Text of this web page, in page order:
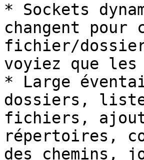
* Sockets
changent
fichier/
voyiez que
* Large
dossiers,
fichiers,
répertoires,
des chemins,